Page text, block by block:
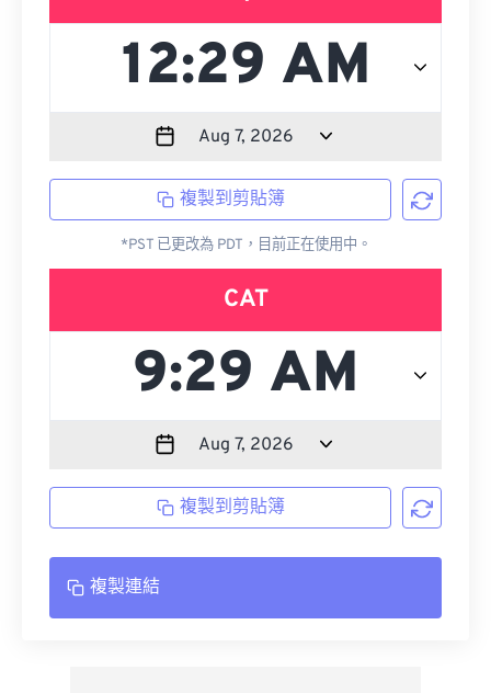
複製到剪貼簿
*PST 已更改為 PDT，目前正在使用中。
CAT
複製到剪貼簿
複製連結